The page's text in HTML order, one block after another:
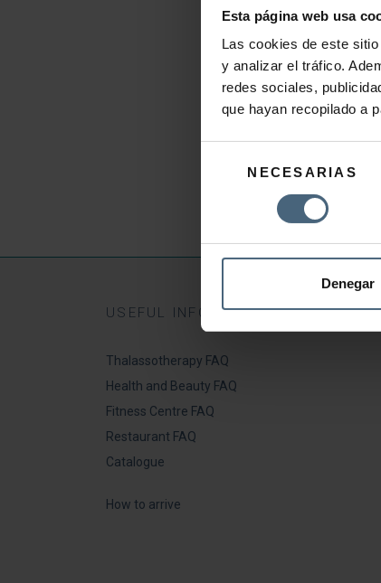
Esta página web usa
Las cookies de este
y analizar el tráfico.
redes sociales,
que hayan recopilado a
consentimiento
NECESARIAS
Denegar
USEFUL INFORMATION
Thalassotherapy FAQ
Health and Beauty FAQ
Fitness Centre FAQ
Restaurant FAQ
Catalogue
How to arrive